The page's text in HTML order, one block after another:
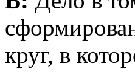
круг, в